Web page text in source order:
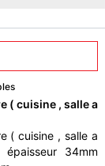
( cuisine , salle a
( cuisine , salle a
34mm